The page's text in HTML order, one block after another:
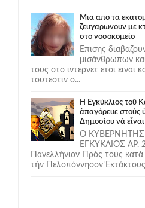
Μια απο τα
ζευγαρωνουν με
στο νοσοκομείο
Επισης
μισάνθρωπων
τους στο ιντερνετ ετσι ειναι
τουτεστιν ο...
Ἡ Ἐγκύκλιος τοῦ
ἀπαγόρευε στοὺς
Δημοσίου νὰ εἶναι
Ο
ΕΓΚΥΚΛΙΟΣ ΑΡ.
Πανελλήνιον Πρὸς τοὺς
τὴν Πελοπόννησον